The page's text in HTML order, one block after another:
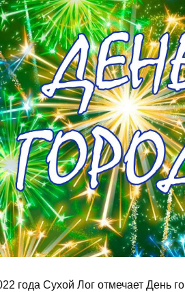
года Сухой Лог отмечает День